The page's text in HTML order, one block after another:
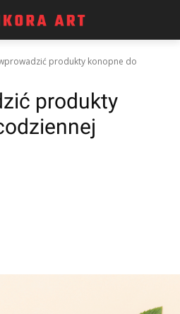
produkty konopne do
produkty